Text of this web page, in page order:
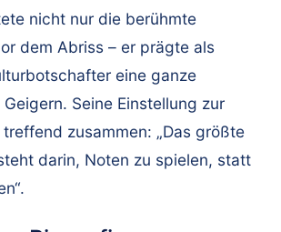
nicht nur die berühmte
dem Abriss – er prägte als
eine ganze
Seine Einstellung zur
zusammen: „Das größte
darin, Noten zu spielen, statt